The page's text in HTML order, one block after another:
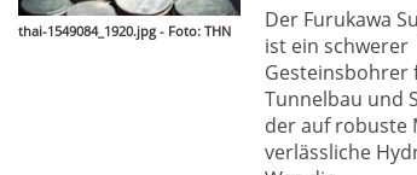
thai-1549084_1920.jpg - Foto: THN
Der Furukawa
ist ein schwerer
Gesteinsbohrer
Tunnelbau und
der auf robuste
verlässliche